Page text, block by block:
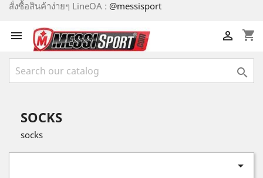
สั่งซื้อสินค้าง่ายๆ LineOA : @messisport
 shopping_cart


SOCKS
socks
